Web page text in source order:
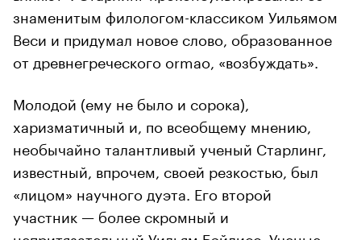
знаменитым филологом-классиком Уильямом
Веси и придумал новое слово, образованное
от древнегреческого ormao, «возбуждать».
Молодой (ему не было и сорока),
харизматичный и, по всеобщему мнению,
необычайно талантливый ученый Старлинг,
известный, впрочем, своей резкостью, был
«лицом» научного дуэта. Его второй
участник — более скромный и